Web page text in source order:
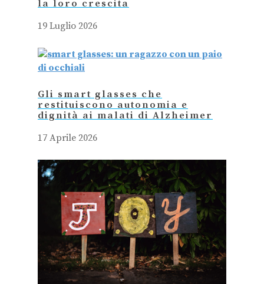
la loro crescita
19 Luglio 2026
Gli smart glasses che
restituiscono autonomia e
dignità ai malati di Alzheimer
17 Aprile 2026